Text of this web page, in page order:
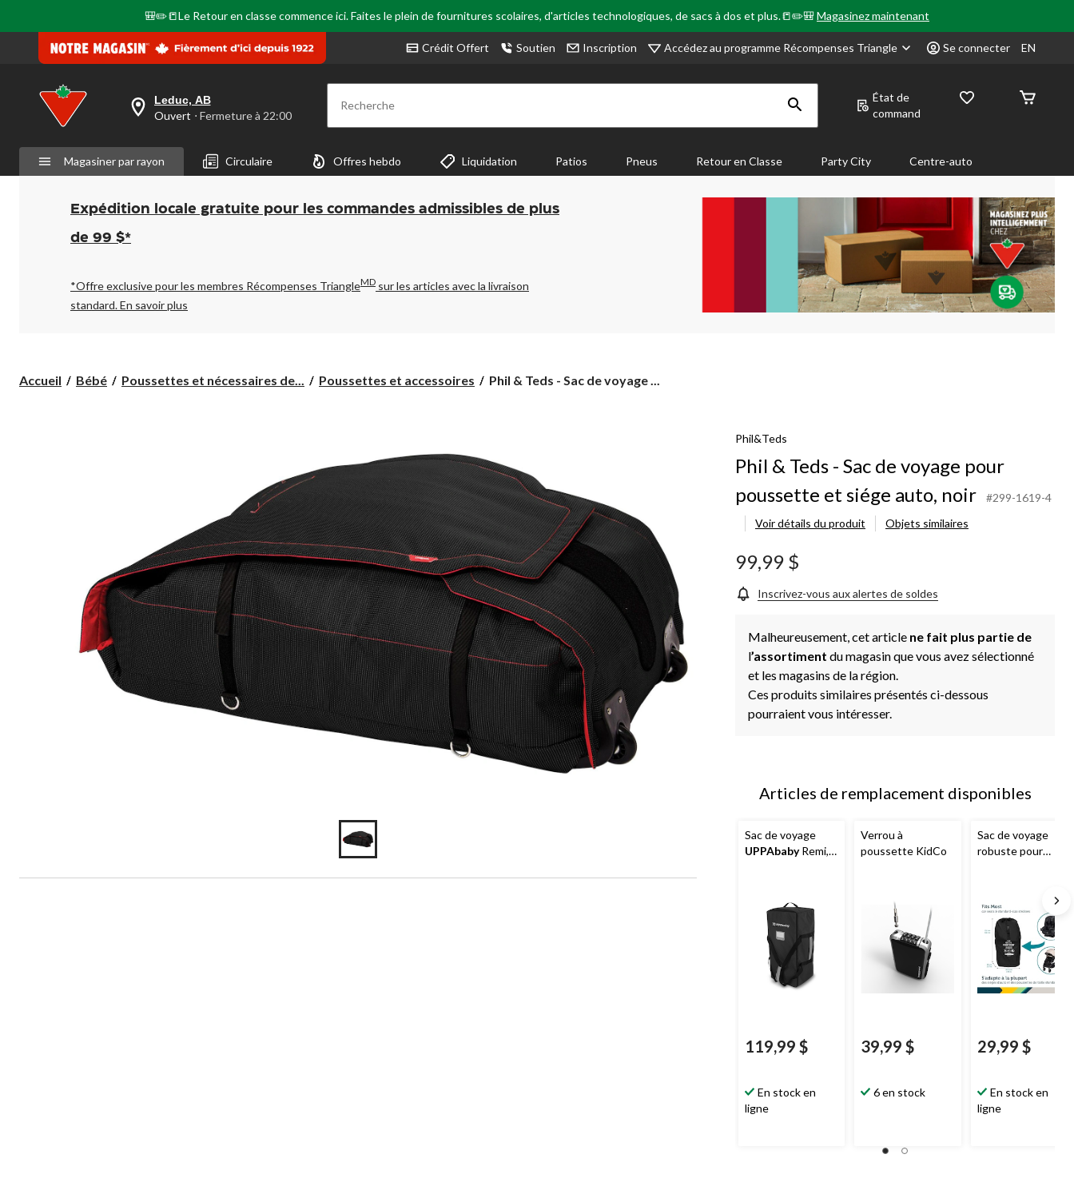
🎒✏️📒Le Retour en classe commence ici. Faites le plein de fournitures scolaires, d'articles technologiques, de sacs à dos et plus.📒✏️🎒Magasinez maintenant
Crédit Offert Soutien Inscription Accédez au programme Récompenses Triangle Se connecter EN
votre
est
Leduc,
AB,
Ouvert,
Fermeture
à
pour
changer
Leduc, AB
Ouvert ⋅ Fermeture à 22:00 Recherche
État de
command
Magasiner par rayon Circulaire Offres hebdo Liquidation Patios Pneus Retour en Classe Party City Centre-auto
Expédition locale gratuite pour les commandes admissibles de plus
de 99 $*
*Offre exclusive pour les membres Récompenses TriangleMD sur les articles avec la livraison
standard.En savoir plus
Accueil Bébé Poussettes et nécessaires de... Poussettes et accessoires
Phil
voyage
pour
poussette
et
siége
auto,
noir
Phil & Teds - Sac de voyage ...
Phil&Teds
Phil & Teds - Sac de voyage pour
poussette et siége auto, noir
#299-1619-4
Voir détails du produit
Objets similaires
99,99 $
Inscrivez-vous aux alertes de soldes
Malheureusement, cet article ne fait plus partie de
l’assortiment du magasin que vous avez sélectionné
et les magasins de la région.
Ces produits similaires présentés ci-dessous
pourraient vous intéresser.
Articles de remplacement disponibles
Sac de voyage
UPPAbabyRemi,
119,99 $
En stock en
ligne
Verrou à
poussette KidCo
39,99 $
6 en stock
Sac de voyage
robuste pour
29,99 $
En stock en
ligne